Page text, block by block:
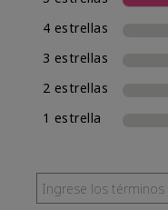
consistente, Mary
de fragancia en el
clasificada como
incluye en su
4 estrellas
3 estrellas
2 estrellas
1 estrella